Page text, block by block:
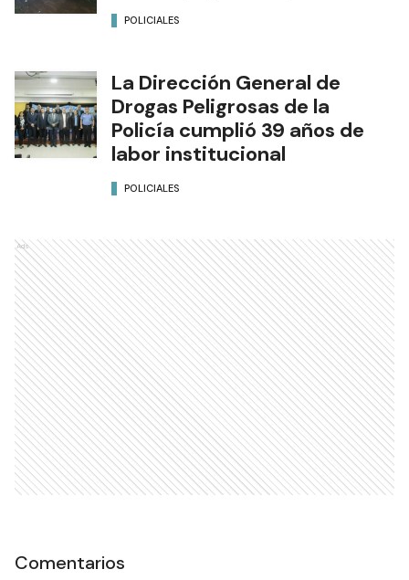
POLICIALES
La Dirección General de
Drogas Peligrosas de la
Policía cumplió 39 años de
labor institucional
POLICIALES
Ads
Comentarios